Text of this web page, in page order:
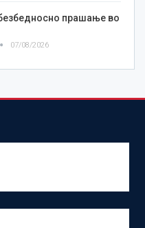
прашање во
07/08/2026